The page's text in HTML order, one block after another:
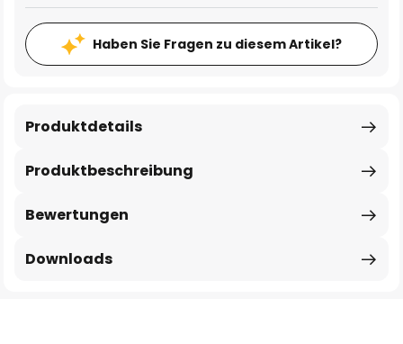
Haben Sie Fragen zu diesem Artikel?
Produktbeschreibung
Produktdetails
Bewertungen
Downloads